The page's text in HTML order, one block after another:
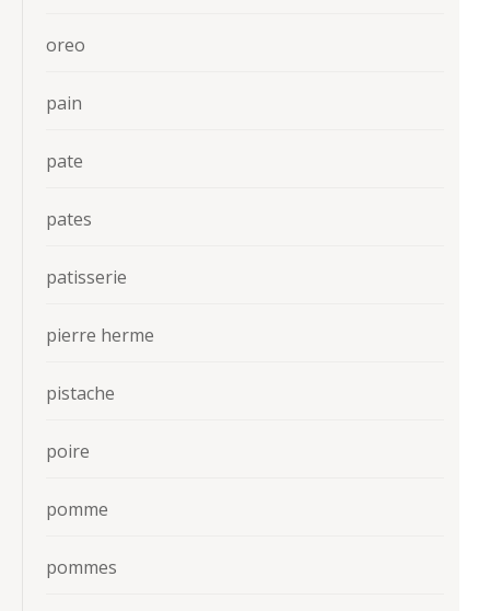
oreo
pain
pate
pates
patisserie
pierre herme
pistache
poire
pomme
pommes